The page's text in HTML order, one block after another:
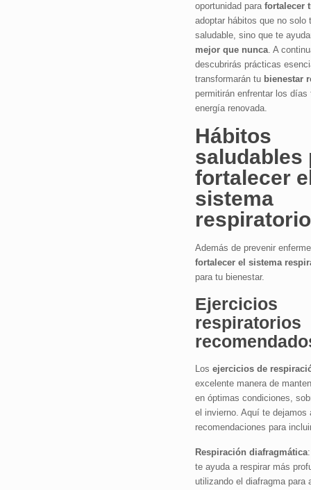
oportunidad para fortalecer
adoptar hábitos que no solo
saludable, sino que te
mejor que nunca. A
descubrirás prácticas
transformarán tubienestar
permitirán enfrentar los días
energía renovada.
Hábitos
saludables
fortalecer
sistema
respiratorio
Además de prevenir
fortalecer el sistema
para tu bienestar.
Ejercicios
respiratorios
Los ejercicios de
excelente manera de
en óptimas condiciones,
el invierno. Aquí te dejamos
recomendaciones para
Respiración diafragmática
te ayuda a respirar más
utilizando el diafragma para